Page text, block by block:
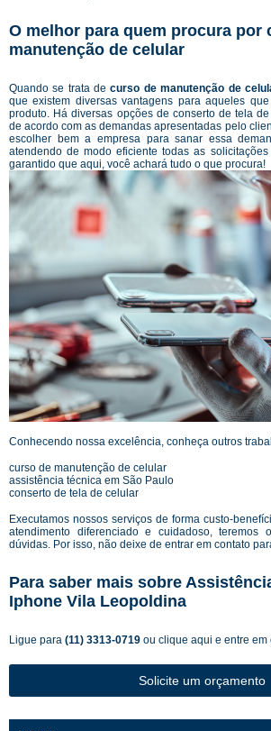
O melhor para quem procura por
manutenção de celular
Quando se trata decurso de manutenção de
que existem diversas vantagens para aqueles
produto. Há diversas opções de conserto de tela
de acordo com as demandas apresentadas pelo
escolher bem a empresa para sanar essa
atendendo de modo eficiente todas as
garantido que aqui, você achará tudo o que procura!
Conhecendo nossa excelência, conheça outros
curso de manutenção de celular
assistência técnica em São Paulo
conserto de tela de celular
Executamos nossos serviços de forma custo-
atendimento diferenciado e cuidadoso, teremos
dúvidas. Por isso, não deixe de entrar em contato
Para saber mais sobre
Iphone Vila Leopoldina
Ligue para (11) 3313-0719 ou clique aqui e entre em
Solicite um orçamento